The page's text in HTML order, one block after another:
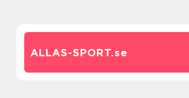
ALLAS-SPORT.se